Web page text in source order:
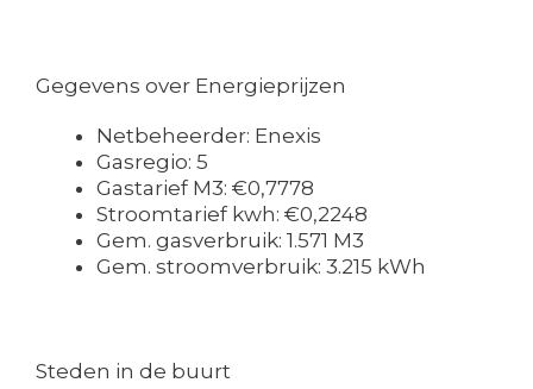
Gegevens over Energieprijzen
Netbeheerder: Enexis
Gasregio: 5
Gastarief M3: €0,7778
Stroomtarief kwh: €0,2248
Gem. gasverbruik: 1.571 M3
Gem. stroomverbruik: 3.215 kWh
Steden in de buurt